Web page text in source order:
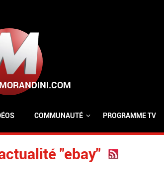
COMMUNAUTÉ PROGRAMME TV
"ebay"